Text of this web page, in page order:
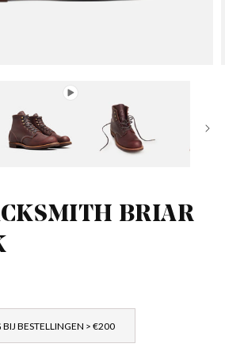
BRIAR
BIJ BESTELLINGEN > €200